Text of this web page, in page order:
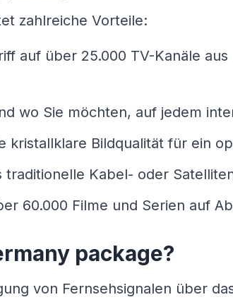
zahlreiche Vorteile:
auf über 25.000 TV-Kanäle
wo Sie möchten, auf jedem
kristallklare Bildqualität für ein
traditionelle Kabel- oder
60.000 Filme und Serien auf
package?
von Fernsehsignalen über